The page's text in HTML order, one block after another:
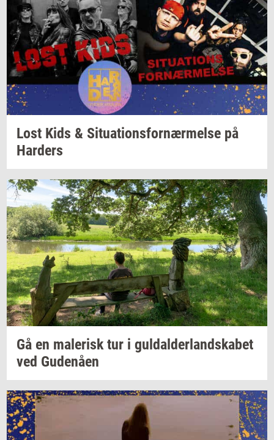
Lost Kids & Si­tu­a­tions­for­nær­mel­se på
Har­ders
Gå en ma­le­risktur i gul­dal­der­land­ska­bet
ved Gu­denå­en